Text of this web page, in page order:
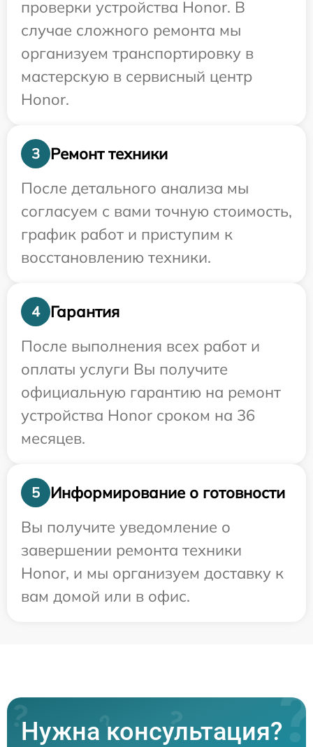
проверки устройства Honor. В
случае сложного ремонта мы
организуем транспортировку в
мастерскую в сервисный центр
Honor.
3
Ремонт техники
После детального анализа мы
согласуем с вами точную стоимость,
график работ и приступим к
восстановлению техники.
4
Гарантия
После выполнения всех работ и
оплаты услуги Вы получите
официальную гарантию на ремонт
устройства Honor сроком на 36
месяцев.
5
Информирование о готовности
Вы получите уведомление о
завершении ремонта техники
Honor, и мы организуем доставку к
вам домой или в офис.
Нужна консультация?